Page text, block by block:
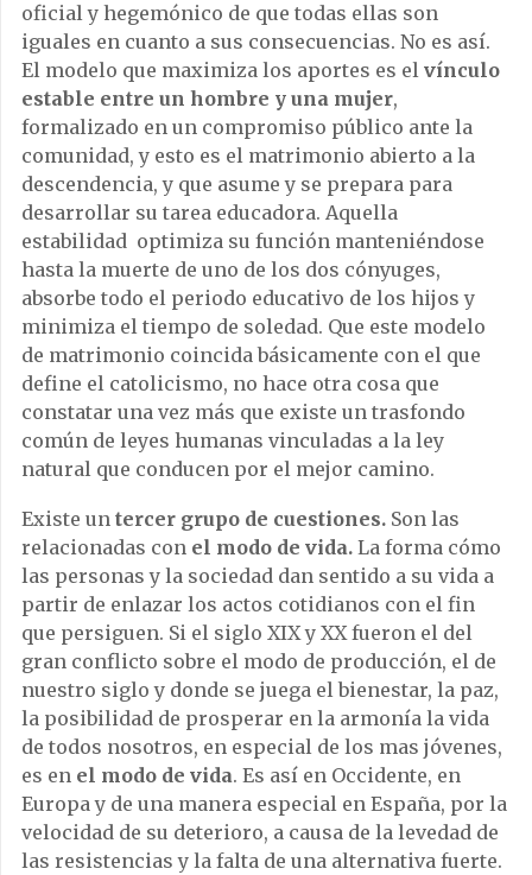
oficial y hegemónico de que todas ellas son
iguales en cuanto a sus consecuencias. No es así.
El modelo que maximiza los aportes es el vínculo
estable entre un hombre y una mujer,
formalizado en un compromiso público ante la
comunidad, y esto es el matrimonio abierto a la
descendencia, y que asume y se prepara para
desarrollar su tarea educadora. Aquella
estabilidad optimiza su función manteniéndose
hasta la muerte de uno de los dos cónyuges,
absorbe todo el periodo educativo de los hijos y
minimiza el tiempo de soledad. Que este modelo
de matrimonio coincida básicamente con el que
define el catolicismo, no hace otra cosa que
constatar una vez más que existe un trasfondo
común de leyes humanas vinculadas a la ley
natural que conducen por el mejor camino.
Existe un tercer grupo de cuestiones. Son las
relacionadas con el modo de vida. La forma cómo
las personas y la sociedad dan sentido a su vida a
partir de enlazar los actos cotidianos con el fin
que persiguen. Si el siglo XIX y XX fueron el del
gran conflicto sobre el modo de producción, el de
nuestro siglo y donde se juega el bienestar, la paz,
la posibilidad de prosperar en la armonía la vida
de todos nosotros, en especial de los mas jóvenes,
es en el modo de vida. Es así en Occidente, en
Europa y de una manera especial en España, por la
velocidad de su deterioro, a causa de la levedad de
las resistencias y la falta de una alternativa fuerte.